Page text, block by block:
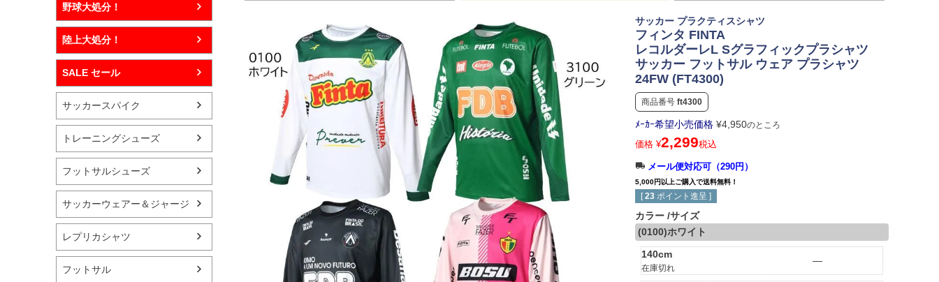
野球大処分！
陸上大処分！
SALE セール
サッカースパイク
トレーニングシューズ
フットサルシューズ
サッカーウェアー＆ジャージ
レプリカシャツ
フットサル
サッカー プラクティスシャツ
フィンタ FINTA
レコルダーレL Sグラフィックプラシャツ
サッカー フットサル ウェア プラシャツ
24FW (FT4300)
商品番号 ft4300
ﾒｰｶｰ希望小売価格 ¥4,950のところ
価格 ¥2,299税込
メール便対応可（290円）
5,000円以上ご購入で送料無料！
[ 23 ポイント進呈 ]
カラー サイズ
(0100)ホワイト
140cm
在庫切れ
—